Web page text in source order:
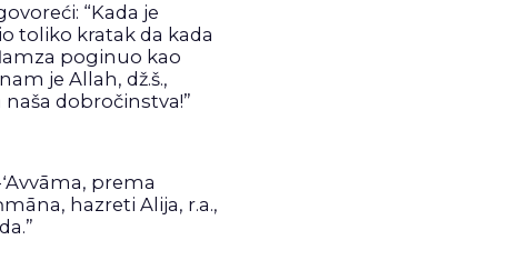
“Kada je
toliko kratak da kada
poginuo kao
je Allah, dž.š.,
dobročinstva!”
prema
hazreti Alija, r.a.,